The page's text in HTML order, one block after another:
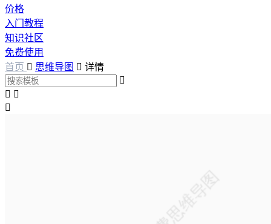
价格
入门教程
知识社区
免费使用
首页  思维导图  详情

 
